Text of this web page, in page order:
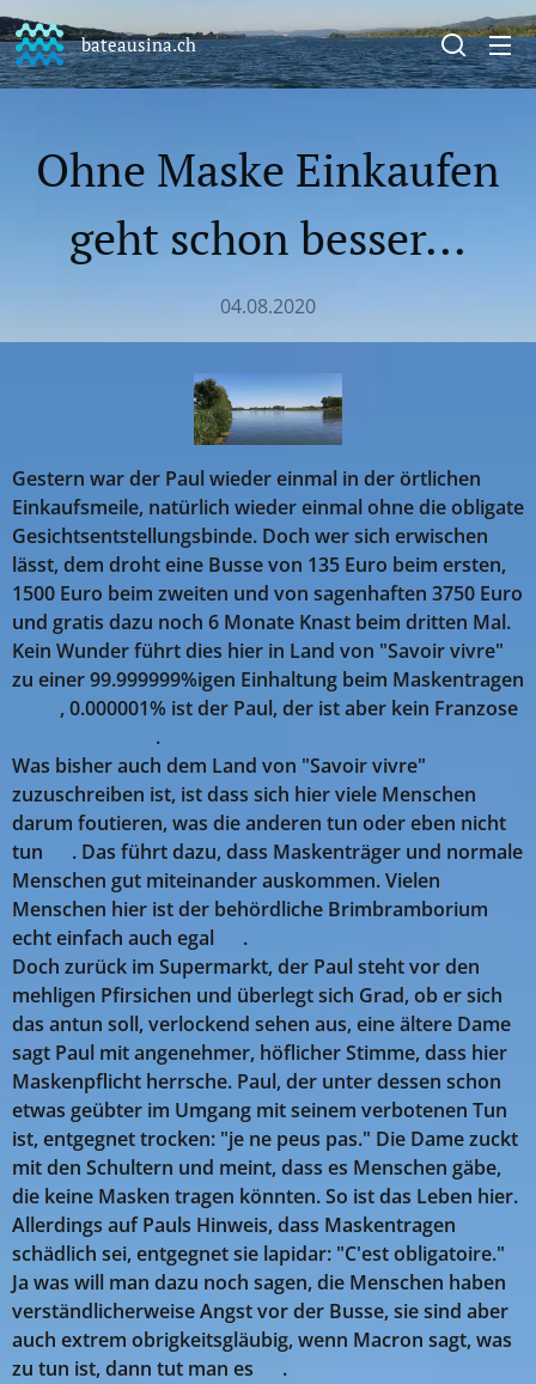
bateausina.ch
Ohne Maske Einkaufen
geht schon besser...
04.08.2020
Gestern war der Paul wieder einmal in der örtlichen
Einkaufsmeile, natürlich wieder einmal ohne die obligate
Gesichtsentstellungsbinde. Doch wer sich erwischen
lässt, dem droht eine Busse von 135 Euro beim ersten,
1500 Euro beim zweiten und von sagenhaften 3750 Euro
und gratis dazu noch 6 Monate Knast beim dritten Mal.
Kein Wunder führt dies hier in Land von "Savoir vivre"
zu einer 99.999999%igen Einhaltung beim Maskentragen
🤣🤣, 0.000001% ist der Paul, der ist aber kein Franzose
🤣🤣🤣🤣🤣🤣.
Was bisher auch dem Land von "Savoir vivre"
zuzuschreiben ist, ist dass sich hier viele Menschen
darum foutieren, was die anderen tun oder eben nicht
tun 😍. Das führt dazu, dass Maskenträger und normale
Menschen gut miteinander auskommen. Vielen
Menschen hier ist der behördliche Brimbramborium
echt einfach auch egal 😎.
Doch zurück im Supermarkt, der Paul steht vor den
mehligen Pfirsichen und überlegt sich Grad, ob er sich
das antun soll, verlockend sehen aus, eine ältere Dame
sagt Paul mit angenehmer, höflicher Stimme, dass hier
Maskenpflicht herrsche. Paul, der unter dessen schon
etwas geübter im Umgang mit seinem verbotenen Tun
ist, entgegnet trocken: "je ne peus pas." Die Dame zuckt
mit den Schultern und meint, dass es Menschen gäbe,
die keine Masken tragen könnten. So ist das Leben hier.
Allerdings auf Pauls Hinweis, dass Maskentragen
schädlich sei, entgegnet sie lapidar: "C'est obligatoire."
Ja was will man dazu noch sagen, die Menschen haben
verständlicherweise Angst vor der Busse, sie sind aber
auch extrem obrigkeitsgläubig, wenn Macron sagt, was
zu tun ist, dann tut man es 😫.